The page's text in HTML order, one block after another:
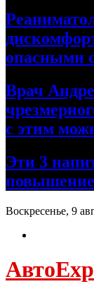
опасными
Врач
с этим
Эти 3
Воскресенье, 9